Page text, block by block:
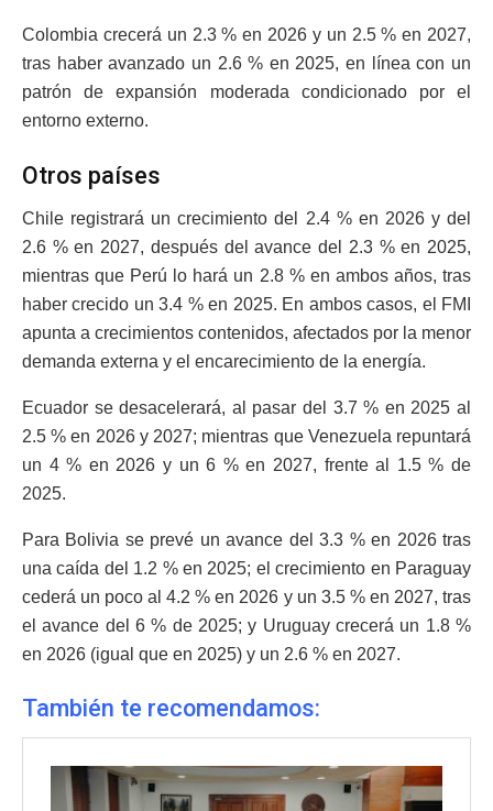
Colombia crecerá un 2.3 % en 2026 y un 2.5 % en 2027,
tras haber avanzado un 2.6 % en 2025, en línea con un
patrón de expansión moderada condicionado por el
entorno externo.
Otros países
Chile registrará un crecimiento del 2.4 % en 2026 y del
2.6 % en 2027, después del avance del 2.3 % en 2025,
mientras que Perú lo hará un 2.8 % en ambos años, tras
haber crecido un 3.4 % en 2025. En ambos casos, el FMI
apunta a crecimientos contenidos, afectados por la menor
demanda externa y el encarecimiento de la energía.
Ecuador se desacelerará, al pasar del 3.7 % en 2025 al
2.5 % en 2026 y 2027; mientras que Venezuela repuntará
un 4 % en 2026 y un 6 % en 2027, frente al 1.5 % de
2025.
Para Bolivia se prevé un avance del 3.3 % en 2026 tras
una caída del 1.2 % en 2025; el crecimiento en Paraguay
cederá un poco al 4.2 % en 2026 y un 3.5 % en 2027, tras
el avance del 6 % de 2025; y Uruguay crecerá un 1.8 %
en 2026 (igual que en 2025) y un 2.6 % en 2027.
También te recomendamos: